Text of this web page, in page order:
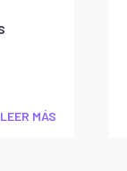
LEER MÁS